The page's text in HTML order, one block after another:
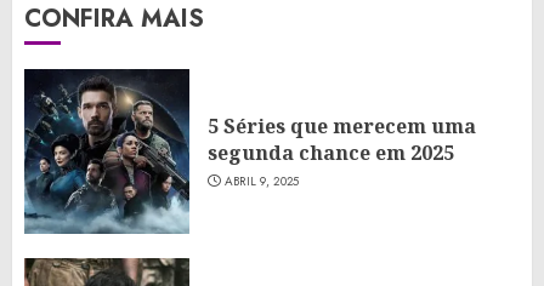
CONFIRA MAIS
5 Séries que merecem uma
segunda chance em 2025
ABRIL 9, 2025